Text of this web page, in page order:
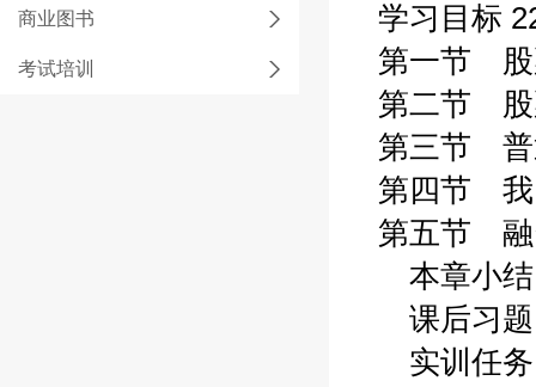
商业图书
考试培训
学习目标
第一节 股
第二节 股
第三节 普
第四节 我
第五节 融
本章小结
课后习题
实训任务